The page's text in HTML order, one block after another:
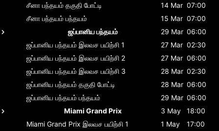
சீனா பந்தயம் தகுதி போட்டி 14 Mar 07:00
சீனா பந்தயம் பந்தயம் 15 Mar 07:00
ஜப்பானிய பந்தயம்
29 Mar 06:00
ஜப்பானிய பந்தயம் இலவச பயிற்சி 1 27 Mar 02:30
ஜப்பானிய பந்தயம் இலவச பயிற்சி 2 27 Mar 06:00
ஜப்பானிய பந்தயம் இலவச பயிற்சி 3 28 Mar 02:30
ஜப்பானிய பந்தயம் தகுதி போட்டி 28 Mar 06:00
ஜப்பானிய பந்தயம் பந்தயம் 29 Mar 06:00
Miami Grand Prix
3 May
18:00
Miami Grand Prix இலவச பயிற்சி 1 1 May
17:00